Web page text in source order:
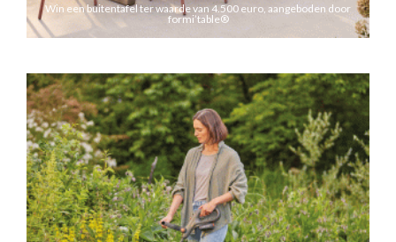
Win een buitentafel ter waarde van 4.500 euro, aangeboden door
formi’table®